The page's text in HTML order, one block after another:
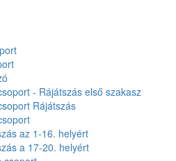
- Rájátszás első szakasz
Rájátszás
az 1-16. helyért
a 17-20. helyért